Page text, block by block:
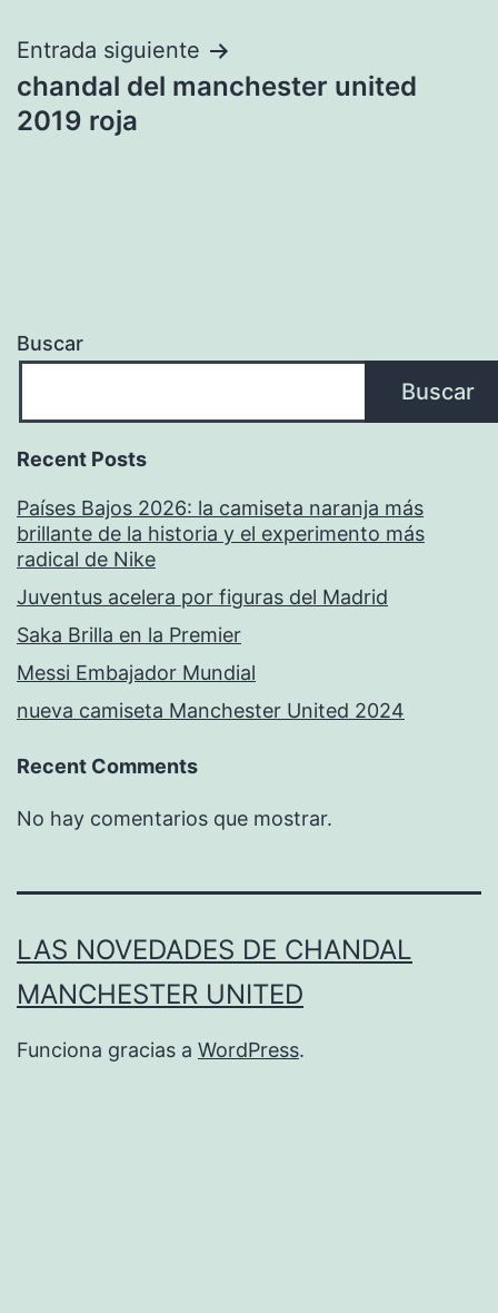
Entrada siguiente
chandal del manchester united
2019 roja
Buscar
Buscar
Recent Posts
Países Bajos 2026: la camiseta naranja más
brillante de la historia y el experimento más
radical de Nike
Juventus acelera por figuras del Madrid
Saka Brilla en la Premier
Messi Embajador Mundial
nueva camiseta Manchester United 2024
Recent Comments
No hay comentarios que mostrar.
LAS NOVEDADES DE CHANDAL
MANCHESTER UNITED
Funciona gracias a WordPress.